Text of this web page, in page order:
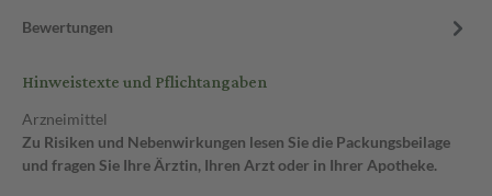
Bewertungen
Hinweistexte und Pflichtangaben
Arzneimittel
Zu Risiken und Nebenwirkungen lesen Sie die Packungsbeilage
und fragen Sie Ihre Ärztin, Ihren Arzt oder in Ihrer Apotheke.